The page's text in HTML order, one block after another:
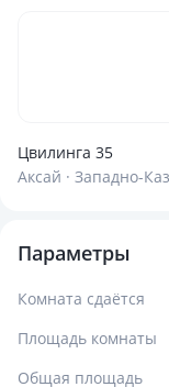
Цвилинга 35
Аксай · Западно-
Параметры
Комната сдаётся
Площадь комнаты
Общая площадь